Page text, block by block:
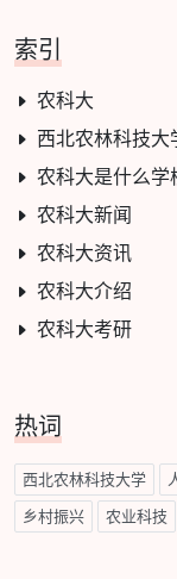
索引
农科大
西北农林科技大
农科大是什么学
农科大新闻
农科大资讯
农科大介绍
农科大考研
热词
西北农林科技大学
乡村振兴 农业科技